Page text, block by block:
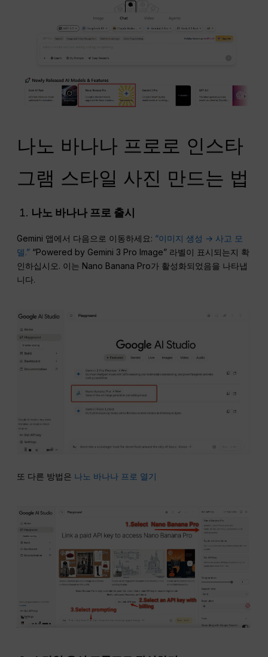
나노 바나나 프로로 인스타
그램 스타일 사진 만드는 법
나노 바나나 프로 출시
Gemini 앱에서 다음으로 이동하세요: “이미지 생성 → 사고 모
델.” “Powered by Gemini 3 Pro Image” 라벨이 표시되는지 확
인하십시오. 이는 Nano Banana Pro가 활성화되었음을 나타냅
니다.
또 다른 방법은 나노 바나나 프로 열기